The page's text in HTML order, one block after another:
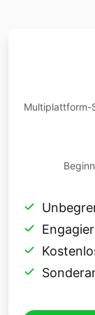
Multiplattform-